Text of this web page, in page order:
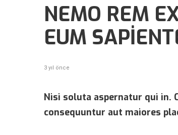
NEMO REM
EUM
3 yıl önce
Nisi soluta aspernatur qui in.
consequuntur aut maiores